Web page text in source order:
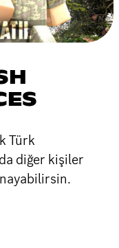
Türk
diğer kişiler